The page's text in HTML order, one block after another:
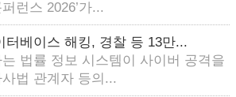
런스 2026’가...
터베이스 해킹, 경찰 등 13만...
법률 정보 시스템이 사이버 공격을
법 관계자 등의...